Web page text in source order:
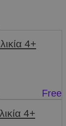
4+
Free
4+